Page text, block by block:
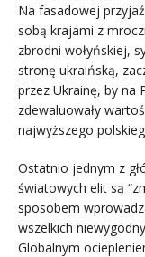
Na fasadowej
sobą krajami z
zbrodni wołyńskiej,
stronę ukraińską,
przez Ukrainę, by na
zdewaluowały
najwyższego
Ostatnio jednym z
światowych elit są
sposobem
wszelkich
Globalnym